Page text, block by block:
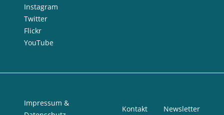
Instagram
Twitter
Flickr
YouTube
Impressum &
Kontakt Newsletter